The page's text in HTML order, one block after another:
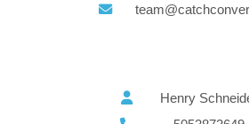
Henry